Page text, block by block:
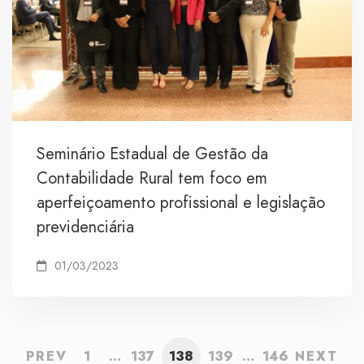
Seminário Estadual de Gestão da
Contabilidade Rural tem foco em
aperfeiçoamento profissional e legislação
previdenciária
01/03/2023
PREV 1 … 137 138 139 … 146 NEXT